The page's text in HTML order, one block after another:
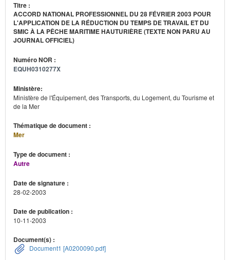
Titre :
ACCORD NATIONAL PROFESSIONNEL DU 28 FÉVRIER 2003 POUR
L'APPLICATION DE LA RÉDUCTION DU TEMPS DE TRAVAIL ET DU
SMIC À LA PÊCHE MARITIME HAUTURIÈRE (TEXTE NON PARU AU
JOURNAL OFFICIEL)
Numéro NOR :
EQUH0310277X
Ministère:
Ministère de l'Équipement, des Transports, du Logement, du Tourisme et
de la Mer
Thématique de document :
Mer
Type de document :
Autre
Date de signature :
28-02-2003
Date de publication :
10-11-2003
Document(s) :
Document1 [A0200090.pdf]